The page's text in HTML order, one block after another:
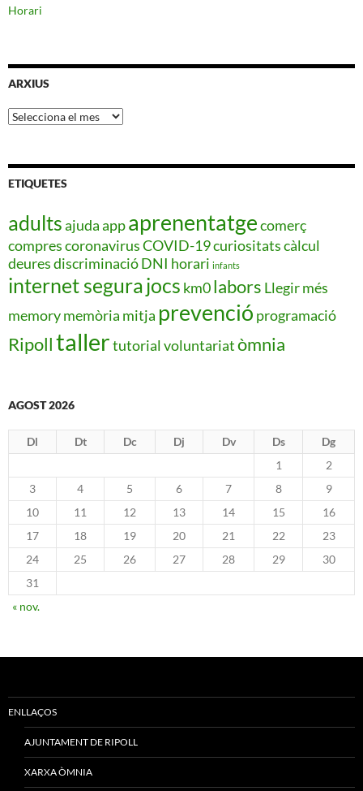
Horari
ARXIUS
Arxius
ETIQUETES
adultsajudaappaprenentatgecomerç
comprescoronavirusCOVID-19curiositatscàlcul
deuresdiscriminacióDNI horari infants
internet segurajocs km0labors Llegir més
memorymemòria mitja prevenció programació
Ripolltallertutorial voluntariatòmnia
AGOST 2026
Dl Dt Dc Dj Dv Ds
Dg
1
2
3
4 5 6 7 8
9
10
11 12 13 14 15
16
17
18 19 20 21 22
23
24
25 26 27 28 29
30
31
« nov.
ENLLAÇOS
AJUNTAMENT DE RIPOLL
XARXA ÒMNIA